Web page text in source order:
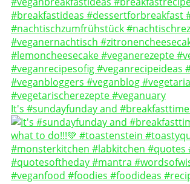
It's #sundayfunday and